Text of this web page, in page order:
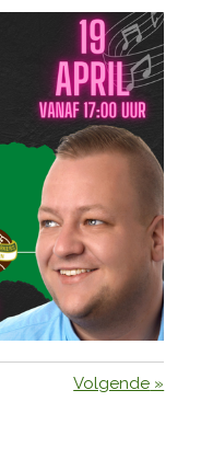
Volgende »